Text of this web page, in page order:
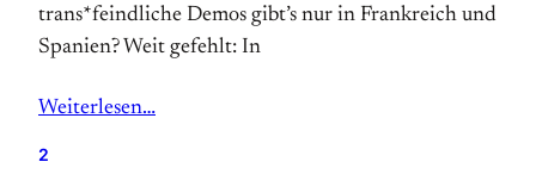
trans*feindliche Demos gibt’s nur in Frankreich und
Spanien? Weit gefehlt: In
Weiterlesen…
2